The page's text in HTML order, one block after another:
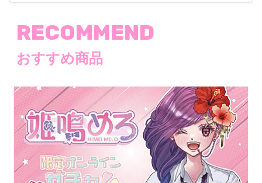
RECOMMEND
おすすめ商品